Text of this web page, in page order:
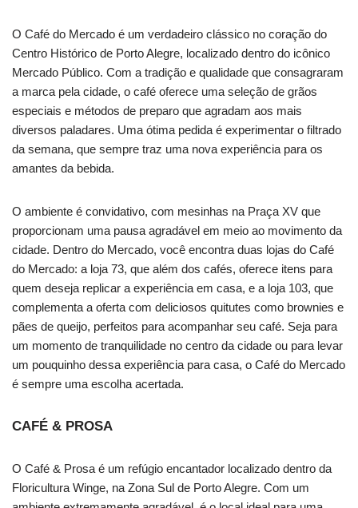
O Café do Mercado é um verdadeiro clássico no coração do
Centro Histórico de Porto Alegre, localizado dentro do icônico
Mercado Público. Com a tradição e qualidade que consagraram
a marca pela cidade, o café oferece uma seleção de grãos
especiais e métodos de preparo que agradam aos mais
diversos paladares. Uma ótima pedida é experimentar o filtrado
da semana, que sempre traz uma nova experiência para os
amantes da bebida.
O ambiente é convidativo, com mesinhas na Praça XV que
proporcionam uma pausa agradável em meio ao movimento da
cidade. Dentro do Mercado, você encontra duas lojas do Café
do Mercado: a loja 73, que além dos cafés, oferece itens para
quem deseja replicar a experiência em casa, e a loja 103, que
complementa a oferta com deliciosos quitutes como brownies e
pães de queijo, perfeitos para acompanhar seu café. Seja para
um momento de tranquilidade no centro da cidade ou para levar
um pouquinho dessa experiência para casa, o Café do Mercado
é sempre uma escolha acertada.
CAFÉ & PROSA
O Café & Prosa é um refúgio encantador localizado dentro da
Floricultura Winge, na Zona Sul de Porto Alegre. Com um